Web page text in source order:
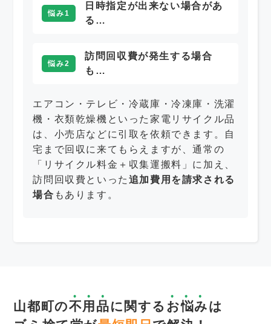
悩み1
日時指定が出来ない場合があ
る…
悩み2
訪問回収費が発生する場合
も…
エアコン・テレビ・冷蔵庫・冷凍庫・洗濯
機・衣類乾燥機といった家電リサイクル品
は、小売店などに引取を依頼できます。自
宅まで回収に来てもらえますが、通常の
「リサイクル料金＋収集運搬料」に加え、
訪問回収費といった 追加費用を請求される
場合 もあります。
山都町の不用品に関する お悩みは